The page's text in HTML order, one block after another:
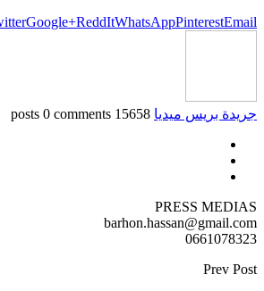
Google+ReddItWhatsAppPinterestEmail
جريدة بريس ميديا 15658 posts
0 comments
PRESS MEDIAS
barhon.hassan@gmail.com
0661078323
Prev Post